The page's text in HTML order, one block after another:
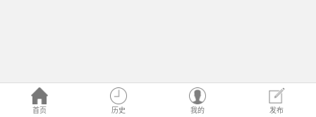
首页 历史 我的 发布